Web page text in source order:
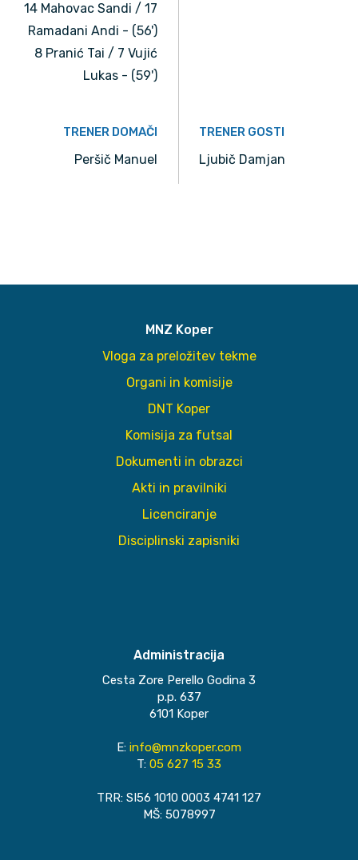
14 Mahovac Sandi / 17
Ramadani Andi - (56')
8 Pranić Tai / 7 Vujić
Lukas - (59')
TRENER DOMAČI
Peršič Manuel
TRENER GOSTI
Ljubič Damjan
MNZ Koper
Vloga za preložitev tekme
Organi in komisije
DNT Koper
Komisija za futsal
Dokumenti in obrazci
Akti in pravilniki
Licenciranje
Disciplinski zapisniki
Administracija
Cesta Zore Perello Godina 3
p.p. 637
6101 Koper
E: info@mnzkoper.com
T: 05 627 15 33
TRR: SI56 1010 0003 4741 127
MŠ: 5078997